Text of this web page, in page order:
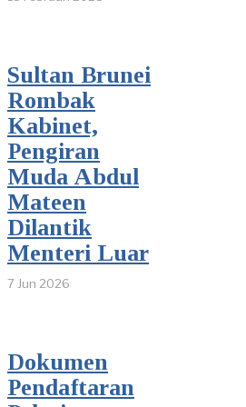
Sultan Brunei
Rombak
Kabinet,
Pengiran
Muda Abdul
Mateen
Dilantik
Menteri Luar
7 Jun 2026
Dokumen
Pendaftaran